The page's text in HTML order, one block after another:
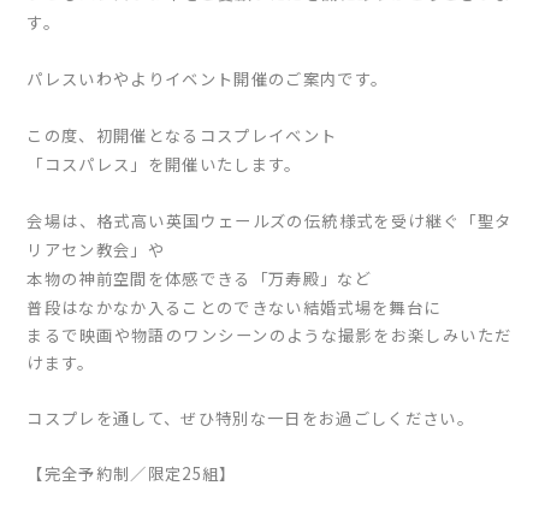
す。
パレスいわやよりイベント開催のご案内です。
この度、初開催となるコスプレイベント
「コスパレス」を開催いたします。
会場は、格式高い英国ウェールズの伝統様式を受け継ぐ「聖タ
リアセン教会」や
本物の神前空間を体感できる「万寿殿」など
普段はなかなか入ることのできない結婚式場を舞台に
まるで映画や物語のワンシーンのような撮影をお楽しみいただ
けます。
コスプレを通して、ぜひ特別な一日をお過ごしください。
【完全予約制／限定25組】